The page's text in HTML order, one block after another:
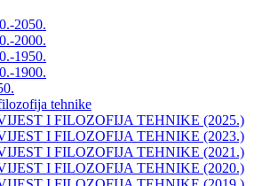
2050.
2000.
1950.
1900.
tehnike
I FILOZOFIJA TEHNIKE (2025.)
I FILOZOFIJA TEHNIKE (2023.)
I FILOZOFIJA TEHNIKE (2021.)
I FILOZOFIJA TEHNIKE (2020.)